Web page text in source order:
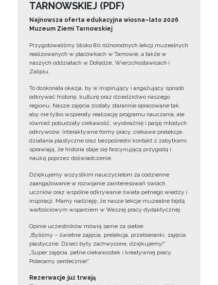
TARNOWSKIEJ (PDF)
Najnowsza oferta edukacyjna wiosna–lato 2026
Muzeum Ziemi Tarnowskiej
Przygotowaliśmy blisko 80 różnorodnych lekcji muzealnych
realizowanych w placówkach w Tarnowie, a także w
naszych oddziałach w Dołędze, Wierzchosławicach i
Zalipiu.
To doskonała okazja, by w inspirujący i angażujący sposób
odkrywać historię, kulturę oraz dziedzictwo naszego
regionu. Nasze zajęcia zostały starannie opracowane tak,
aby nie tylko wspierały realizację programu nauczania, ale
również pobudzały ciekawość, wyobraźnię i pasję młodych
odkrywców. Interaktywne formy pracy, ciekawe prelekcje,
działania plastyczne oraz bezpośredni kontakt z zabytkami
sprawiają, że historia staje się fascynującą przygodą i
nauką poprzez doświadczenie.
Dziękujemy wszystkim nauczycielom za codzienne
zaangażowanie w rozwijanie zainteresowań swoich
uczniów oraz wspólne odkrywanie świata pełnego wiedzy i
inspiracji. Mamy nadzieję, że nasze lekcje muzealne będą
wartościowym wsparciem w Waszej pracy dydaktycznej.
Opinie uczestników mówią same za siebie:
„Byliśmy – świetne zajęcia, prelekcja, przebieranki, zajęcia
plastyczne. Dzieci były zachwycone, dziękujemy!”
„Super zajęcia, pełne ciekawostek i kreatywnej pracy.
Polecamy serdecznie!”
Rezerwacje już trwają